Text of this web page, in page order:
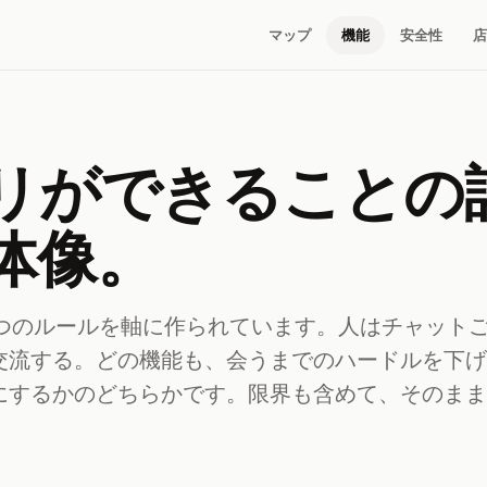
マップ 機能 安全性
ができることの
。
のルールを軸に作られています。人はチャット
流する。どの機能も、会うまでのハードルを下
するかのどちらかです。限界も含めて、そのま